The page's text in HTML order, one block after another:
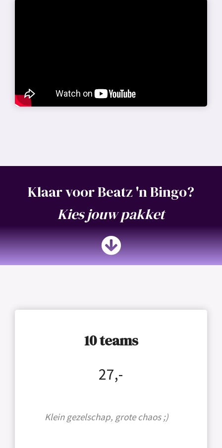
Klaar voor Beatz 'n Bingo?
Kies jouw pakket
10 teams
27,-
Klein gezelschap, grote chaos ;)